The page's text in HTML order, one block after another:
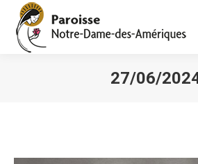
27/06/